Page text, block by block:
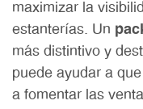
maximizar la
estanterías. Un
más distintivo y
puede ayudar a
a fomentar las